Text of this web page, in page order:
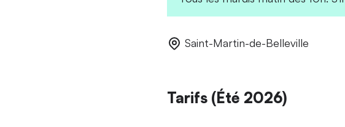
Saint-Martin-de-Belleville
Tarifs (Été 2026)